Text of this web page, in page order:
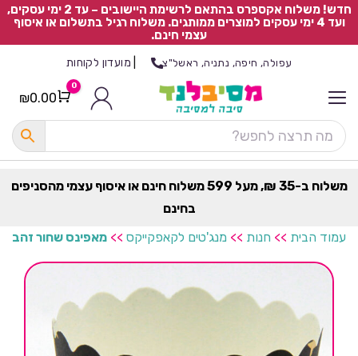
חדש! משלוח אקספרס בהתאם לרשימת היישובים – עד 2 ימי עסקים,
ועד 4 ימי עסקים למוצרים ממותגים. משלוח רגיל בתשלום או איסוף
עצמי חינם.
עפולה, חיפה, נתניה, ראשל"צ מועדון לקוחות
Cart
0
₪0.00
משלוח ב-35 ₪, מעל 599 משלוח חינם או איסוף עצמי מהסניפים
בחינם
עמוד הבית >> חנות >> מנג'טים לקאפקייקס >> מאפינס שחור זהב